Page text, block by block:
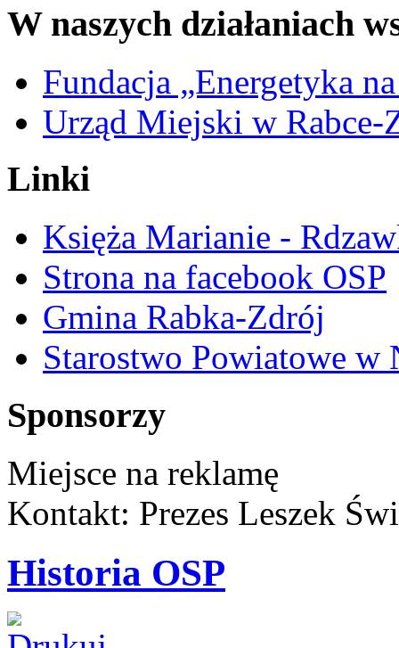
W naszych działaniach
Fundacja „Energetyka
Urząd Miejski w Rabce-
Linki
Księża Marianie -
Strona na facebook OSP
Gmina Rabka-Zdrój
Starostwo Powiatowe w
Sponsorzy
Miejsce na reklamę
Kontakt: Prezes Leszek
Historia OSP